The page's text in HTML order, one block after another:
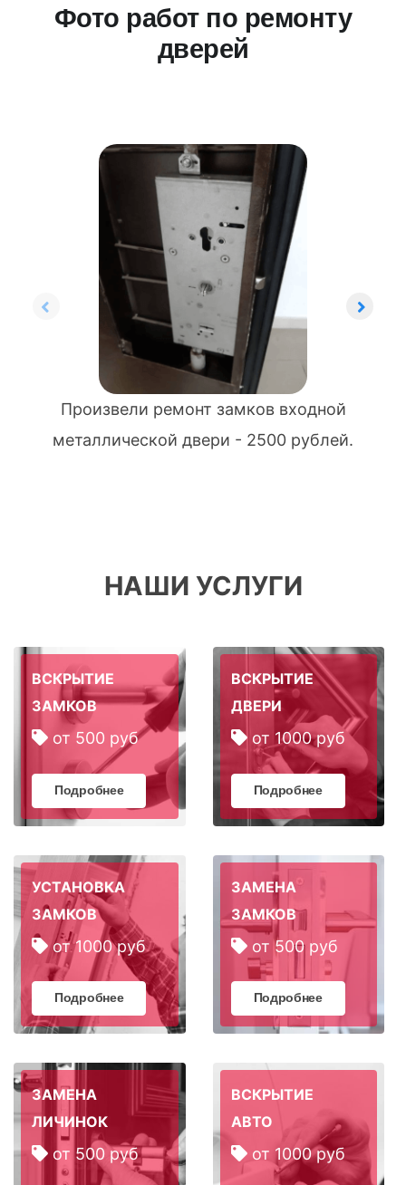
Фото работ по ремонту
дверей
Произвели ремонт замков входной
металлической двери - 2500 рублей.
НАШИ УСЛУГИ
ВСКРЫТИЕ
ЗАМКОВ
от 500 руб
Подробнее
ВСКРЫТИЕ
ДВЕРИ
от 1000 руб
Подробнее
УСТАНОВКА
ЗАМКОВ
от 1000 руб
Подробнее
ЗАМЕНА
ЗАМКОВ
от 500 руб
Подробнее
ЗАМЕНА
ЛИЧИНОК
от 500 руб
ВСКРЫТИЕ
АВТО
от 1000 руб